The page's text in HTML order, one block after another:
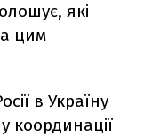
які
цим
в Україну
координації